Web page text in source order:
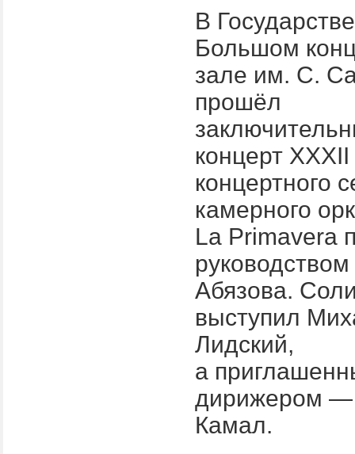
В
Большом
зале им. С.
прошёл
концерт XXXII
концертного
камерного
La Primavera
Абязова.
выступил
Лидский,
а
дирижером —
Камал.